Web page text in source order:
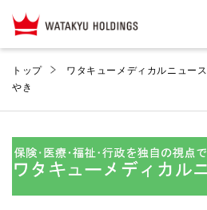
トップ ワタキューメディカルニュース
やき